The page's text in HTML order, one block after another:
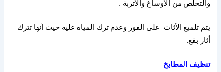
والتخلص من الأوساخ والأتربة .
يتم تلميع الأثاث
على الفور وعدم ترك المياه عليه حيث أنها تترك
أثار بقع.
تنظيف المطابخ